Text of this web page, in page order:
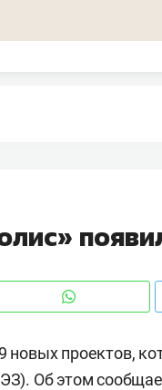
проектов,
Об этом